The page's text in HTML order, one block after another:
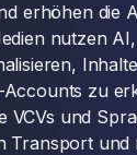
erhöhen die
nutzen
Accounts zu
VCVs und
Transport und